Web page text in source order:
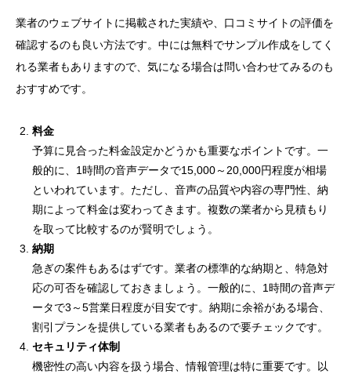
業者のウェブサイトに掲載された実績や、口コミサイトの評価を
確認するのも良い方法です。中には無料でサンプル作成をしてく
れる業者もありますので、気になる場合は問い合わせてみるのも
おすすめです。
料金
予算に見合った料金設定かどうかも重要なポイントです。一
般的に、1時間の音声データで15,000～20,000円程度が相場
といわれています。ただし、音声の品質や内容の専門性、納
期によって料金は変わってきます。複数の業者から見積もり
を取って比較するのが賢明でしょう。
納期
急ぎの案件もあるはずです。業者の標準的な納期と、特急対
応の可否を確認しておきましょう。一般的に、1時間の音声デ
ータで3～5営業日程度が目安です。納期に余裕がある場合、
割引プランを提供している業者もあるので要チェックです。
セキュリティ体制
機密性の高い内容を扱う場合、情報管理は特に重要です。以